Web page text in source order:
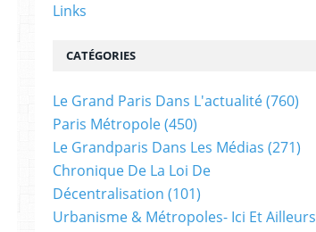
Links
CATÉGORIES
Le Grand Paris Dans L'actualité(760)
Paris Métropole(450)
Le Grandparis Dans Les Médias (271)
Chronique De La Loi De
Décentralisation (101)
Urbanisme & Métropoles- Ici Et Ailleurs